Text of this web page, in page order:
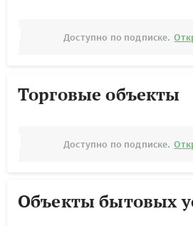
Доступно по подписке.
Торговые объекты
Доступно по подписке.
Объекты бытовых